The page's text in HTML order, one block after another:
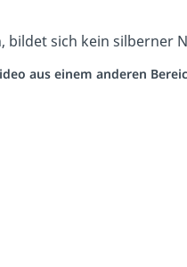
bildet sich kein silberner
aus einem anderen